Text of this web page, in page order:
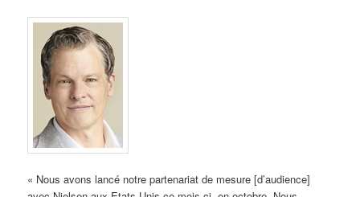
« Nous avons lancé notre partenariat de mesure [d’audience]